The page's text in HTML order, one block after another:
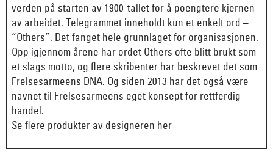
verden på starten av 1900-tallet for å poengtere kjernen
av arbeidet. Telegrammet inneholdt kun et enkelt ord –
“Others”. Det fanget hele grunnlaget for organisasjonen.
Opp igjennom årene har ordet Others ofte blitt brukt som
et slags motto, og flere skribenter har beskrevet det som
Frelsesarmeens DNA. Og siden 2013 har det også være
navnet til Frelsesarmeens eget konsept for rettferdig
handel.
Se flere produkter av designeren her